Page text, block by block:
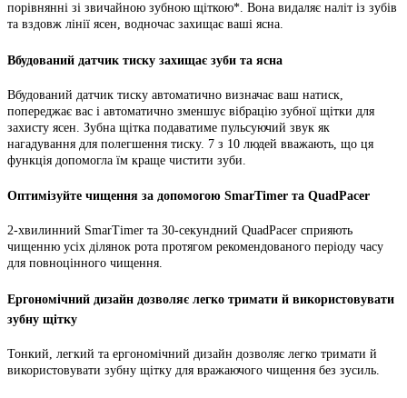
порівнянні зі звичайною зубною щіткою*. Вона видаляє наліт із зубів
та вздовж лінії ясен, водночас захищає ваші ясна.
Вбудований датчик тиску захищає зуби та ясна
Вбудований датчик тиску автоматично визначає ваш натиск,
попереджає вас і автоматично зменшує вібрацію зубної щітки для
захисту ясен. Зубна щітка подаватиме пульсуючий звук як
нагадування для полегшення тиску. 7 з 10 людей вважають, що ця
функція допомогла їм краще чистити зуби.
Оптимізуйте чищення за допомогою SmarTimer та QuadPacer
2-хвилинний SmarTimer та 30-секундний QuadPacer сприяють
чищенню усіх ділянок рота протягом рекомендованого періоду часу
для повноцінного чищення.
Ергономічний дизайн дозволяє легко тримати й використовувати
зубну щітку
Тонкий, легкий та ергономічний дизайн дозволяє легко тримати й
використовувати зубну щітку для вражаючого чищення без зусиль.